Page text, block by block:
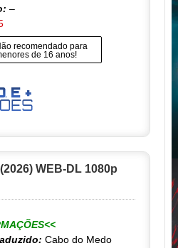
–
recomendado para
de 16 anos!
WEB-DL 1080p
Cabo do Medo